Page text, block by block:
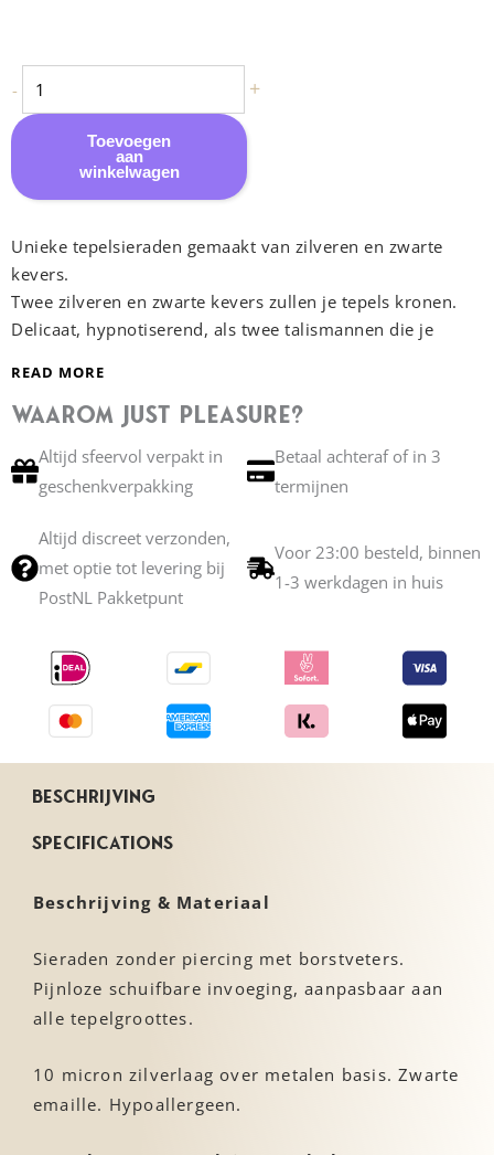
-
Monthulé
Tepelsieraad
Sacred
|
Zilver
+
Toevoegen
aan
winkelwagen
Unieke tepelsieraden gemaakt van zilveren en zwarte
kevers.
Twee zilveren en zwarte kevers zullen je tepels kronen.
Delicaat, hypnotiserend, als twee talismannen die je
strelingen voortdurend de weelderige ronding van je
borsten borstelen.
het oude Egypte, ze zullen schijnen en wiegen over je
lichaam en zullen je sensuele strelingen geven terwijl je
Ontworpen door designer Sylvie Monthulé
Met de hand gemaakt in Frankrijk
READ MORE
Waarom Just Pleasure?
Altijd sfeervol verpakt in
geschenkverpakking
Betaal achteraf of in 3
termijnen
Altijd discreet verzonden,
met optie tot levering bij
PostNL Pakketpunt
Voor 23:00 besteld, binnen
1-3 werkdagen in huis
Beschrijving
Specifications
Beschrijving & Materiaal
Sieraden zonder piercing met borstveters.
Pijnloze schuifbare invoeging, aanpasbaar aan
alle tepelgroottes.
10 micron zilverlaag over metalen basis. Zwarte
emaille. Hypoallergeen.